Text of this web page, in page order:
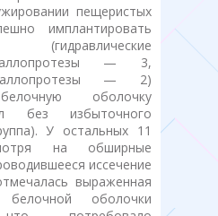
пещеристых
имплантировать
(гидравлические
— 3,
— 2)
оболочку
без избыточного
У остальных 11
на обширные
иссечение
выраженная
белочной оболочки